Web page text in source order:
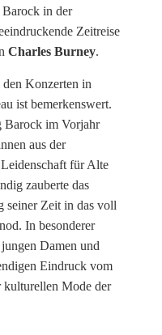
Barock in der
Zeitreise
Charles Burney.
Konzerten in
ist bemerkenswert.
Barock im Vorjahr
aus der
für Alte
zauberte das
seiner Zeit in das voll
In besonderer
Damen und
Eindruck vom
kulturellen Mode der